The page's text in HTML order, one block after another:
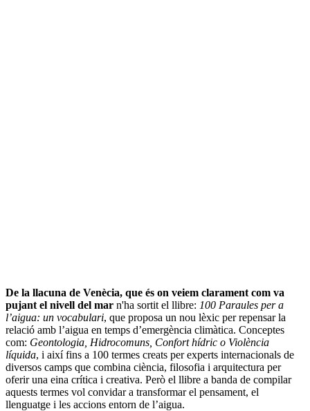
De la llacuna de Venècia, que és on veiem clarament com va
pujant el nivell del mar n'ha sortit el llibre: 100 Paraules per a
l’aigua: un vocabulari, que proposa un nou lèxic per repensar la
relació amb l’aigua en temps d’emergència climàtica. Conceptes
com: Geontologia, Hidrocomuns, Confort hídric o Violència
líquida, i així fins a 100 termes creats per experts internacionals de
diversos camps que combina ciència, filosofia i arquitectura per
oferir una eina crítica i creativa. Però el llibre a banda de compilar
aquests termes vol convidar a transformar el pensament, el
llenguatge i les accions entorn de l’aigua.